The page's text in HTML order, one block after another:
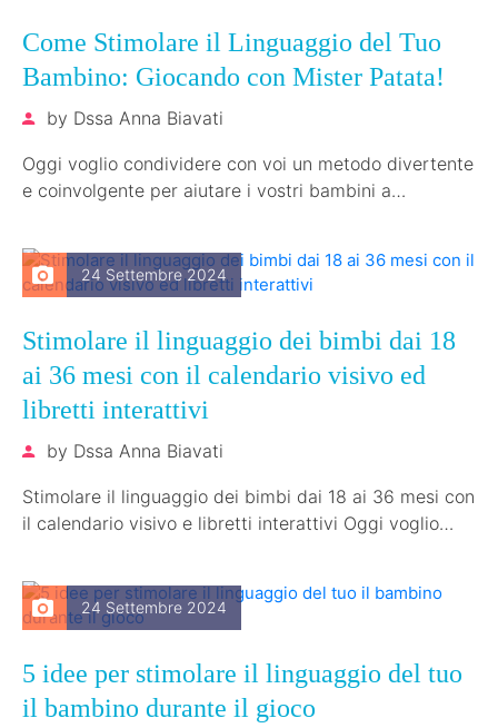
Come Stimolare il Linguaggio del Tuo
Bambino: Giocando con Mister Patata!
by Dssa Anna Biavati
Oggi voglio condividere con voi un metodo divertente
e coinvolgente per aiutare i vostri bambini a
24 Settembre 2024
Stimolare il linguaggio dei bimbi dai 18
ai 36 mesi con il calendario visivo ed
libretti interattivi
by Dssa Anna Biavati
Stimolare il linguaggio dei bimbi dai 18 ai 36 mesi con
il calendario visivo e libretti interattivi Oggi voglio
24 Settembre 2024
5 idee per stimolare il linguaggio del tuo
il bambino durante il gioco